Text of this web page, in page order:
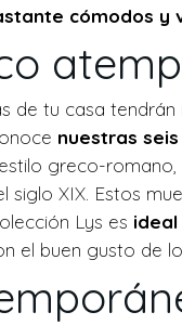
cómodos y
de tu casa
nuestras
greco-romano,
siglo XIX. Estos
Lys es
el buen gusto de